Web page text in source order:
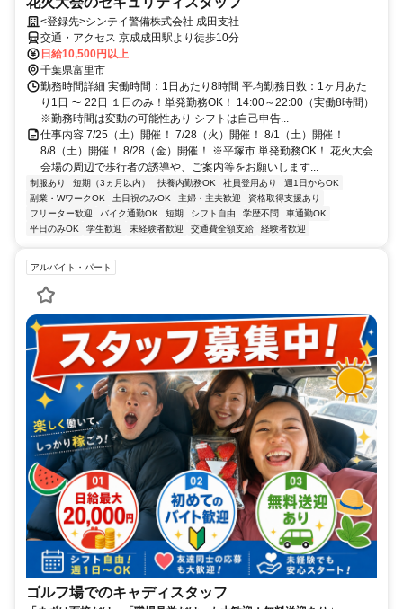
<登録先>シンテイ警備株式会社 成田支社
交通・アクセス 京成成田駅より徒歩10分
日給10,500円以上
千葉県富里市
勤務時間詳細 実働時間：1日あたり8時間 平均勤務日数：1ヶ月あた
り1日 〜 22日 １日のみ！単発勤務OK！ 14:00～22:00（実働8時間）
※勤務時間は変動の可能性あり シフトは自己申告...
仕事内容 7/25（土）開催！ 7/28（火）開催！ 8/1（土）開催！
8/8（土）開催！ 8/28（金）開催！ ※平塚市 単発勤務OK！ 花火大会
会場の周辺で歩行者の誘導や、ご案内等をお願いします...
制服あり 短期（3ヵ月以内） 扶養内勤務OK 社員登用あり
週1日からOK
副業・WワークOK
土日祝のみOK 主婦・主夫歓迎
資格取得支援あり
フリーター歓迎
バイク通勤OK 短期 シフト自由 学歴不問
車通勤OK
平日のみOK
学生歓迎 未経験者歓迎 交通費全額支給 経験者歓迎
アルバイト・パート
ゴルフ場でのキャディスタッフ